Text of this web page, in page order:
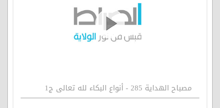
مصباح الهداية 285 - أنواع البكاء لله تعالى ج1